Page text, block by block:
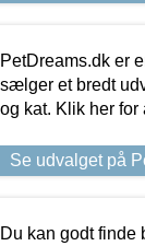
PetDreams.dk er
sælger et bredt
og kat. Klik her for
Se udvalget på
Du kan godt finde